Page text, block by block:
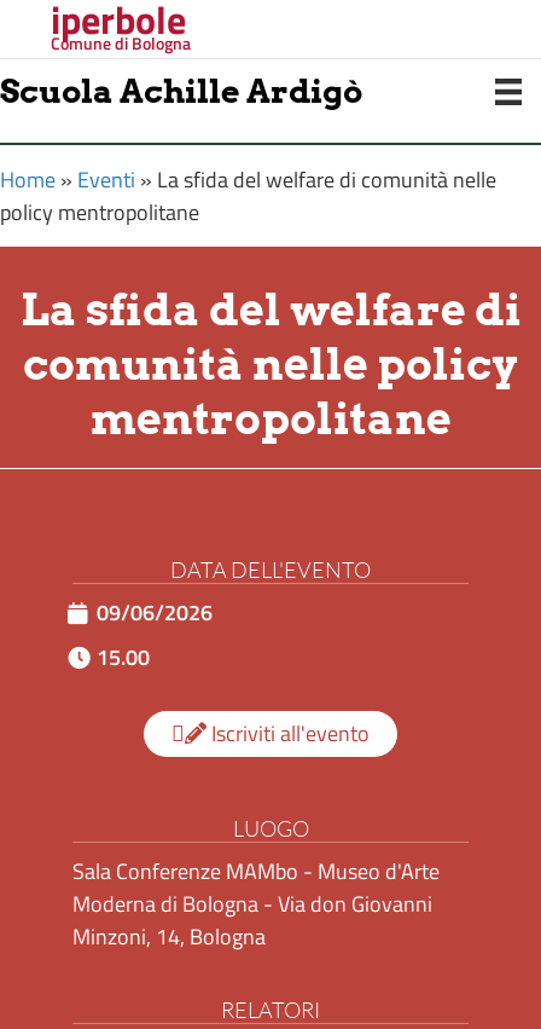
iperbole
Comune di Bologna
Scuola Achille Ardigò
Home» Eventi » La sfida del welfare di comunità nelle
policy mentropolitane
La sfida del welfare di
comunità nelle policy
mentropolitane
DATA DELL'EVENTO
09/06/2026
15.00
Iscriviti all'evento
LUOGO
Sala Conferenze MAMbo - Museo d'Arte
Moderna di Bologna - Via don Giovanni
Minzoni, 14, Bologna
RELATORI